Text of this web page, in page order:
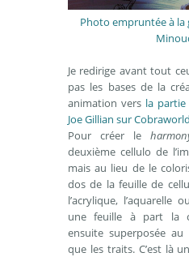
Photo empruntée à la
Je redirige avant tout
pas les bases de la
animation vers la
Joe Gillian sur Cobraworld
Pour créer le
deuxième cellulo de
mais au lieu de le
dos de la feuille de
l’acrylique, l’aquarelle
une feuille à part la
ensuite superposée
que les traits. C’est là